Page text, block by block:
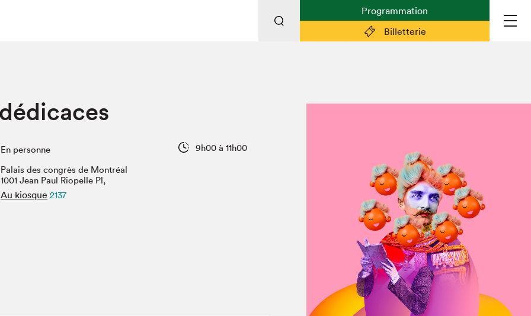
Billetterie
Programmation
Vidéos et balados
Espace exposant·e·s
Espace enseignant·e·s
Espace participant⋅e⋅s
Espace Salon dans la ville
Espace bénévoles
Devenir bénévole
À propos du Salon
Liste des exposant·e·s
Liste des auteur·rice·s
En personne
9h00 à 11h00
Palais des congrès de Montréal
1001 Jean Paul Riopelle Pl,
Au kiosque 2137